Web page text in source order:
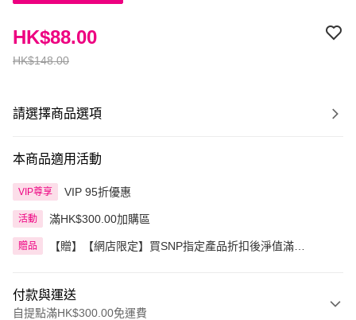
HK$148.00
HK$88.00
請選擇商品選項
本商品適用活動
VIP尊享 VIP 95折優惠
活動 滿HK$300.00加購區
贈品
【贈】【網店限定】買SNP指定產品折扣後淨值滿
付款與運送
自提點滿HK$300.00免運費